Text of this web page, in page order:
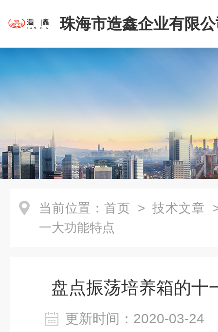
珠海市造鑫企业有限
当前位置： 首页 > 技术文章
一大功能特点
盘点振荡培养箱的十
更新时间：2020-03-